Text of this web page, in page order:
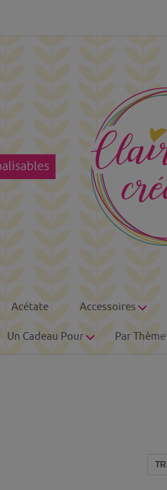
Acétate Accessoires
Un Cadeau Pour Par Thème